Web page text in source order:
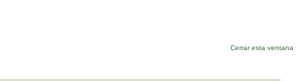
Cerrar esta ventana